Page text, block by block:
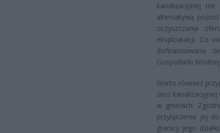
kanalizacyjnej
alternatywą
oczyszczania
eksploatacji. Co
dofinansowana
Gospodarki
Warto również
sieci
w gminach.
przyłączenia jej
granicy jego